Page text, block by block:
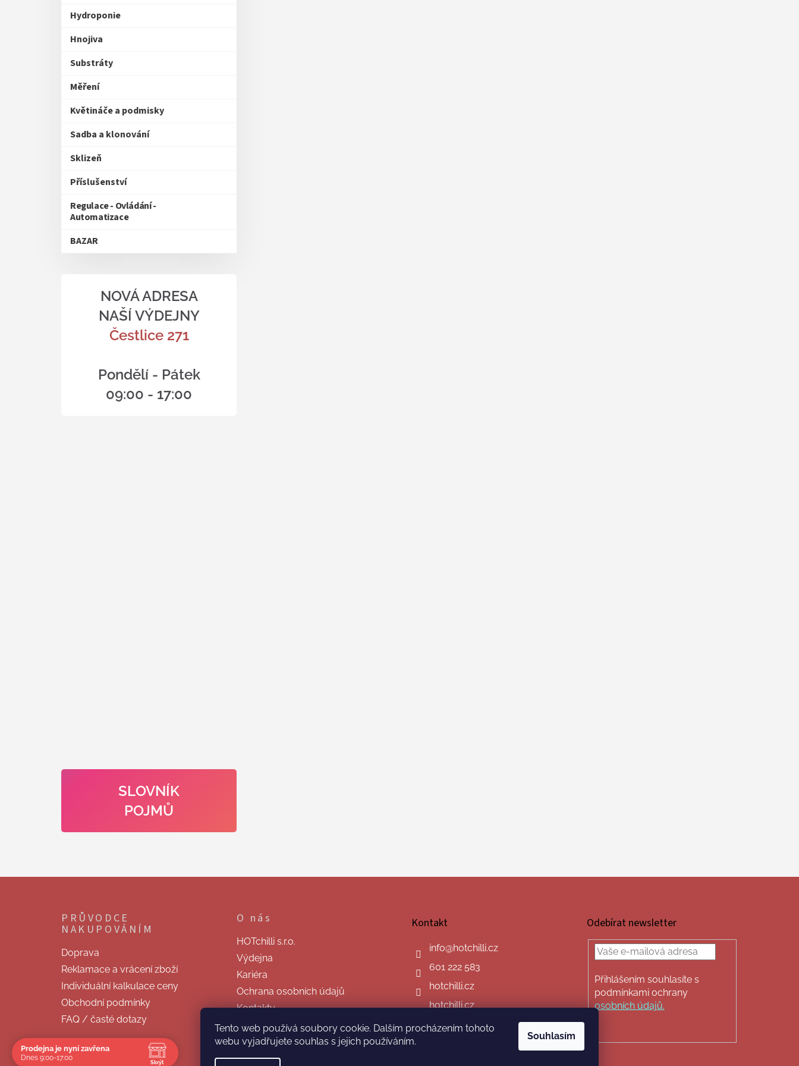
Tento web používá soubory cookie. Dalším procházením tohoto
webu vyjadřujete souhlas s jejich používáním.
Souhlasím
Hydroponie
Hnojiva
Substráty
Měření
Květináče a podmisky
Sadba a klonování
Sklizeň
Příslušenství
Regulace - Ovládání -
Automatizace
BAZAR
NOVÁ ADRESA
NAŠÍ VÝDEJNY
Čestlice 271
Pondělí - Pátek
09:00 - 17:00
SLOVNÍK
POJMŮ
PRŮVODCE
NAKUPOVÁNÍM
Doprava
Reklamace a vrácení zboží
Individuální kalkulace ceny
Obchodní podmínky
FAQ / časté dotazy
O nás
HOTchilli s.r.o.
Výdejna
Kariéra
Ochrana osobních údajů
Kontakty
Kontakt
info@hotchilli.cz
601 222 583
hotchilli.cz
hotchilli.cz
Odebírat newsletter
Přihlášením souhlasíte s
podmínkami ochrany
osobních údajů.
Prodejna je nyní zavřena
Dnes 9:00-17:00
Skrýt